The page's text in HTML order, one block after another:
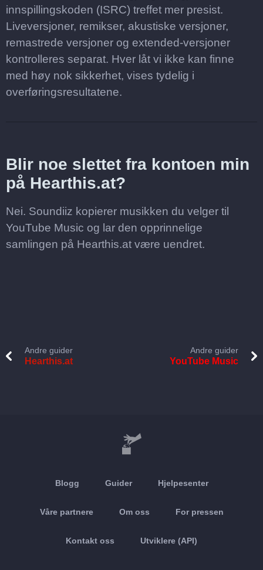
innspillingskoden (ISRC) treffet mer presist.
Liveversjoner, remikser, akustiske versjoner,
remastrede versjoner og extended-versjoner
kontrolleres separat. Hver låt vi ikke kan finne
med høy nok sikkerhet, vises tydelig i
overføringsresultatene.
Blir noe slettet fra kontoen min
på Hearthis.at?
Nei. Soundiiz kopierer musikken du velger til
YouTube Music og lar den opprinnelige
samlingen på Hearthis.at være uendret.
Andre guider
Hearthis.at
Andre guider
YouTube Music
Blogg Guider Hjelpesenter
Våre partnere Om oss For pressen
Kontakt oss Utviklere (API)